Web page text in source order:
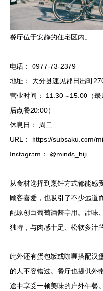
餐厅位于安静的住宅区内。
电话： 0977-73-2379
地址： 大分县速见郡日出町
营业时间： 11:30～15:00（
后点餐20:00）
休息日： 周二
URL： https://subsaku.com/
Instagram： @minds_hiji
从食材选择到烹饪方式都能感
顾客喜爱，也吸引了不少远道
配原创白葡萄酒酱享用。甜味
独特，与肉感十足、松软多汁
此外还有蛋包饭或咖喱搭配汉
的人不容错过。餐厅也提供外
途中享受一顿美味的户外午餐。